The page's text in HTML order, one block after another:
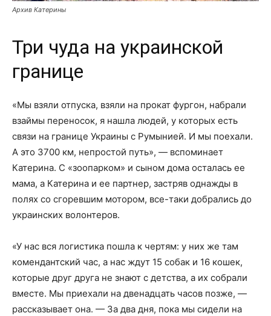
Архив Катерины
Три чуда на украинской
границе
«Мы взяли отпуска, взяли на прокат фургон, набрали
взаймы переносок, я нашла людей, у которых есть
связи на границе Украины с Румынией. И мы поехали.
А это 3700 км, непростой путь», — вспоминает
Катерина. С «зоопарком» и сыном дома осталась ее
мама, а Катерина и ее партнер, застряв однажды в
полях со сгоревшим мотором, все-таки добрались до
украинских волонтеров.
«У нас вся логистика пошла к чертям: у них же там
комендантский час, а нас ждут 15 собак и 16 кошек,
которые друг друга не знают с детства, а их собрали
вместе. Мы приехали на двенадцать часов позже, —
рассказывает она. — За два дня, пока мы сидели на